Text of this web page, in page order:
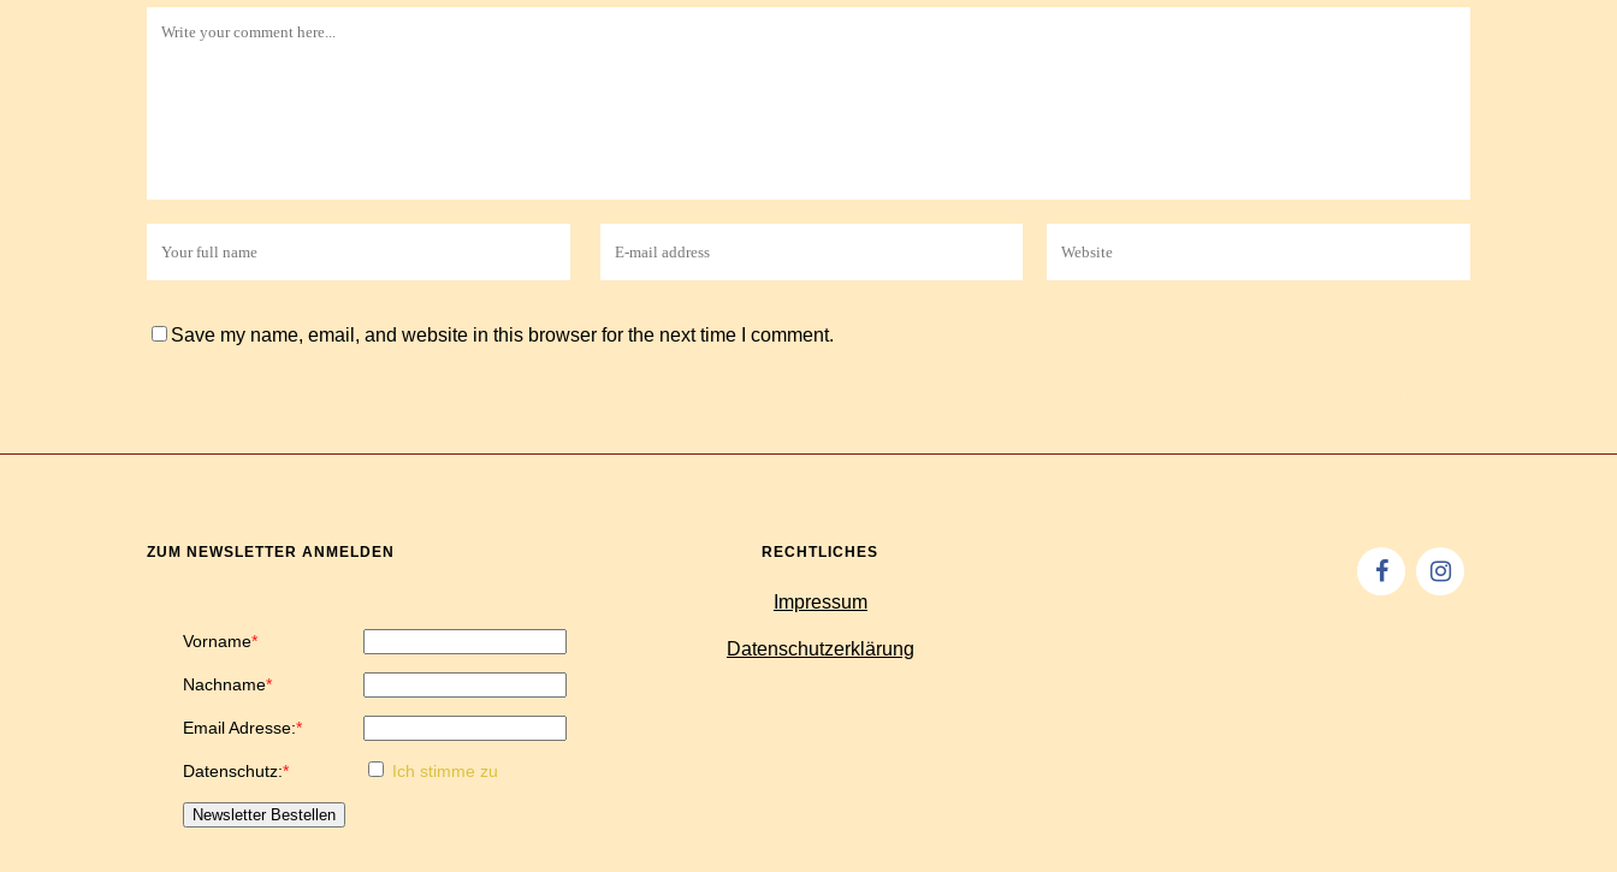
Save my name, email, and website in this browser for the next time I comment.
ZUM NEWSLETTER ANMELDEN
Vorname*
Nachname*
Email Adresse:*
Datenschutz:* Ich stimme zu
Newsletter Bestellen
RECHTLICHES
Impressum
Datenschutzerklärung